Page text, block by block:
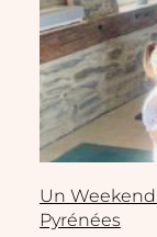
Un Weekend
Pyrénées